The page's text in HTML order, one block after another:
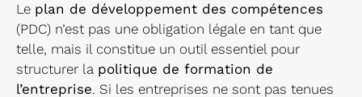
Le plan de développement des compétences
(PDC) n’est pas une obligation légale en tant que
telle, mais il constitue un outil essentiel pour
structurer la politique de formation de
l’entreprise. Si les entreprises ne sont pas tenues